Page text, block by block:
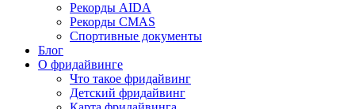
Рекорды AIDA
Рекорды CMAS
Спортивные документы
Блог
О фридайвинге
Что такое фридайвинг
Детский фридайвинг